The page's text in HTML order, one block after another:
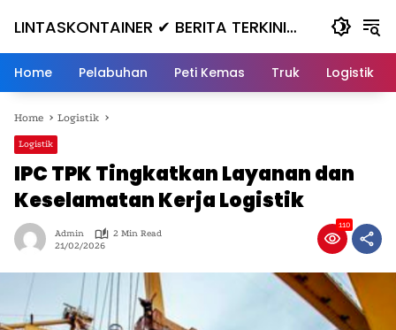
LINTASKONTAINER ✔ BERITA TERKINI
KONTAINER TERBARU HARI INI
Home Pelabuhan Peti Kemas Truk Logistik
Home Logistik
Logistik
IPC TPK Tingkatkan Layanan dan
Keselamatan Kerja Logistik
Admin
2 Min Read
21/02/2026
110